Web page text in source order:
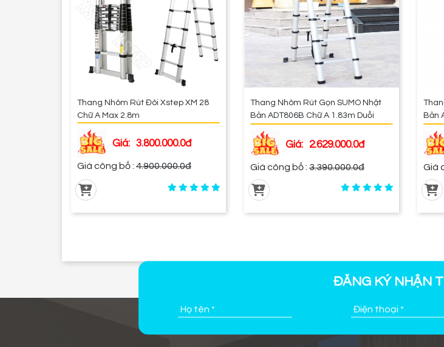
Thang Nhôm Rút Đôi Xstep XM 28
Chữ A Max 2.8m
Giá: 3.800.000.0đ
Giá công bố : 4.900.000.0đ
Thang Nhôm Rút Gọn SUMO Nhật
Bản ADT806B Chữ A 1.83m Duỗi
Giá: 2.629.000.0đ
Giá công bố : 3.390.000.0đ
Bản
ĐĂNG KÝ NHẬN